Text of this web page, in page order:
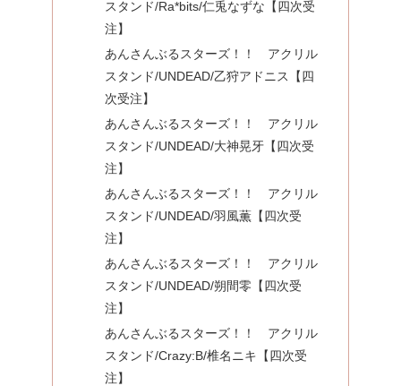
スタンド/Ra*bits/仁兎なずな【四次受
注】
あんさんぶるスターズ！！ アクリル
スタンド/UNDEAD/乙狩アドニス【四
次受注】
あんさんぶるスターズ！！ アクリル
スタンド/UNDEAD/大神晃牙【四次受
注】
あんさんぶるスターズ！！ アクリル
スタンド/UNDEAD/羽風薫【四次受
注】
あんさんぶるスターズ！！ アクリル
スタンド/UNDEAD/朔間零【四次受
注】
あんさんぶるスターズ！！ アクリル
スタンド/Crazy:B/椎名ニキ【四次受
注】